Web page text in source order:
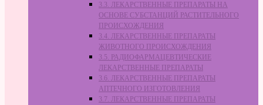
3.3. ЛЕКАРСТВЕННЫЕ ПРЕПАРАТЫ НА
ОСНОВЕ СУБСТАНЦИЙ РАСТИТЕЛЬНОГО
ПРОИСХОЖДЕНИЯ
3.4. ЛЕКАРСТВЕННЫЕ ПРЕПАРАТЫ
ЖИВОТНОГО ПРОИСХОЖДЕНИЯ
3.5. РАДИОФАРМАЦЕВТИЧЕСКИЕ
ЛЕКАРСТВЕННЫЕ ПРЕПАРАТЫ
3.6. ЛЕКАРСТВЕННЫЕ ПРЕПАРАТЫ
АПТЕЧНОГО ИЗГОТОВЛЕНИЯ
3.7. ЛЕКАРСТВЕННЫЕ ПРЕПАРАТЫ